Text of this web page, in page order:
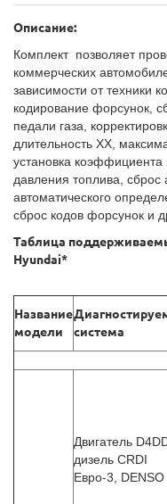
Описание:
Комплект позволяет
коммерческих
зависимости от техники
кодирование форсунок,
педали газа,
длительность ХХ,
установка коэффициента
давления топлива, сброс
автоматического
сброс кодов форсунок и
Таблица
Hyundai*
Название
модели
система
Двигатель
дизель CRDI
Евро-3, DENSO